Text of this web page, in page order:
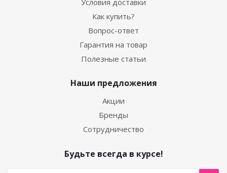
Условия доставки
Как купить?
Вопрос-ответ
Гарантия на товар
Полезные статьи
Наши предложения
Акции
Бренды
Сотрудничество
Будьте всегда в курсе!